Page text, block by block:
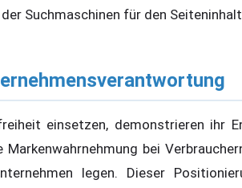
Suchmaschinen für den
einsetzen, demonstrieren ihr
bei
legen. Dieser